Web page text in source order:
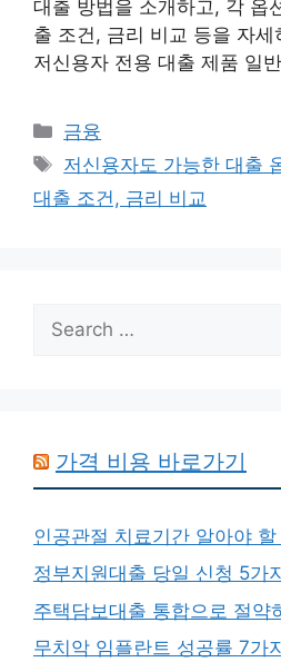
대출 방법을 소개하고, 각 옵
출 조건, 금리 비교 등을 자세
저신용자 전용 대출 제품 일
Categories
금융
Tags
저신용자도 가능한 대출
대출 조건, 금리 비교
for:
가격 비용 바로가기
인공관절 치료기간 알아야 할
정부지원대출 당일 신청 5가
주택담보대출 통합으로 절약
무치악 임플란트 성공률 7가